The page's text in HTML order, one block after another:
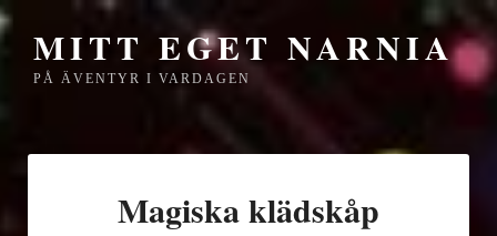
MITT EGET NARNIA
PÅ ÄVENTYR I VARDAGEN
Magiska klädskåp